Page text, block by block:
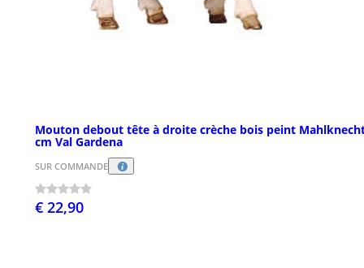
Mouton debout tête à droite crèche bois peint
cm Val Gardena
SUR COMMANDE
€ 22,90